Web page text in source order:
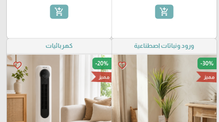
add_shopping_cart
add_shopping_cart
ورود ونباتات اصطناعية
favorite_border -30%
مميز
كهربائيات
favorite_border -20%
مميز